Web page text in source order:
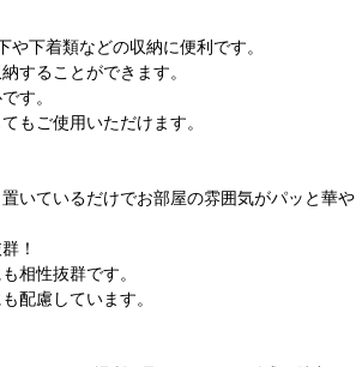
下着類などの収納に便利です。
することができます。
す。
もご使用いただけます。
いているだけでお部屋の雰囲気がパッと華や
！
相性抜群です。
配慮しています。